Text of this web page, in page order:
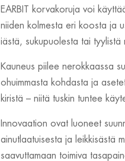
EARBIT korvakoruja voi
niiden kolmesta eri koosta ja
iästä, sukupuolesta tai tyylistä
Kauneus piilee nerokkaassa
ohuimmasta kohdasta ja
kiristä – niitä tuskin tuntee
Innovaation ovat luoneet
ainutlaatuisesta ja leikkisästä
saavuttamaan toimiva